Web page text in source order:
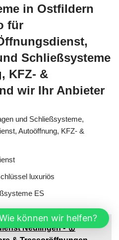
in Ostfildern
für
Schließsysteme
KFZ- &
wir Ihr Anbieter
und Schließsysteme,
Autoöffnung, KFZ- &
luxuriös
ES
Neulingen - 🥇
können wir helfen?